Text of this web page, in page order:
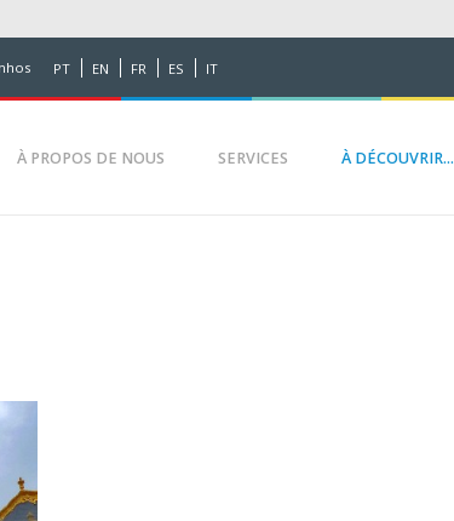
PT EN FR ES IT
À PROPOS DE NOUS SERVICES À DÉCOUVRIR...